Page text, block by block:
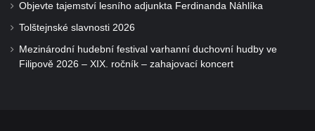
Objevte tajemství lesního adjunkta Ferdinanda Náhlíka
Tolštejnské slavnosti 2026
Mezinárodní hudební festival varhanní duchovní hudby ve
Filipově 2026 – XIX. ročník – zahajovací koncert